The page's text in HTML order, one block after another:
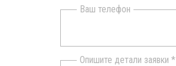
Ваш телефон
Опишите детали заявки *